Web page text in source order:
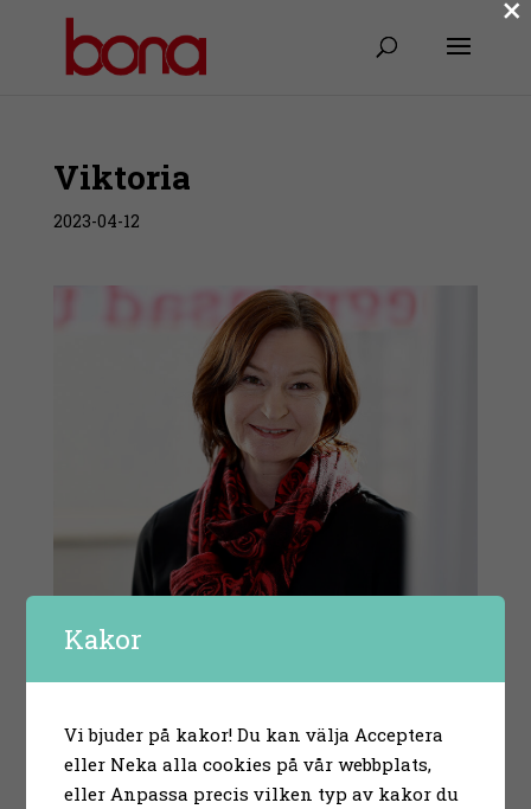
Viktoria
2023-04-12
Kakor
Vi bjuder på kakor! Du kan välja Acceptera
eller Neka alla cookies på vår webbplats,
eller Anpassa precis vilken typ av kakor du